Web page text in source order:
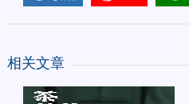
相关文章